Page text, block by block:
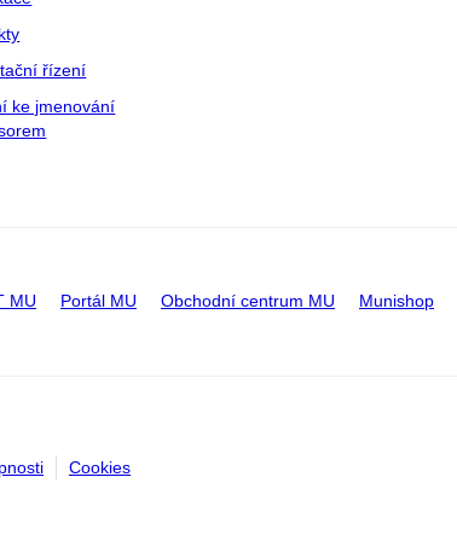
řízení
ke jmenování
MU Portál MU Obchodní centrum MU Munishop
Cookies